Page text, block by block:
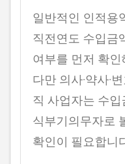
일반적인 인적용
직전연도 수입금
여부를 먼저 확인
다만 의사·약사·
직 사업자는 수
식부기의무자로
확인이 필요합니